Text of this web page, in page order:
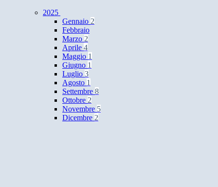
2025
Gennaio 2
Febbraio
Marzo 2
Aprile 4
Maggio 1
Giugno 1
Luglio 3
Agosto 1
Settembre 8
Ottobre 2
Novembre 5
Dicembre 2